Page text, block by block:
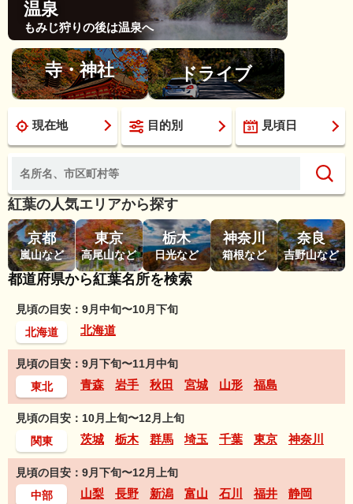
温泉
もみじ狩りの後は温泉へ
寺・神社 ドライブ
現在地 目的別 見頃日
紅葉の人気エリアから探す
京都
嵐山など
東京
高尾山など
栃木
日光など
神奈川
箱根など
奈良
吉野山など
都道府県から紅葉名所を検索
見頃の目安：9月中旬〜10月下旬
北海道
北海道
見頃の目安：9月下旬〜11月中旬
東北
青森 岩手 秋田 宮城 山形 福島
見頃の目安：10月上旬〜12月上旬
関東
茨城 栃木 群馬 埼玉 千葉 東京 神奈川
見頃の目安：9月下旬〜12月上旬
中部
山梨 長野 新潟 富山 石川 福井
静岡